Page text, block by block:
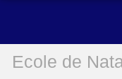
Ecole de
Accueil